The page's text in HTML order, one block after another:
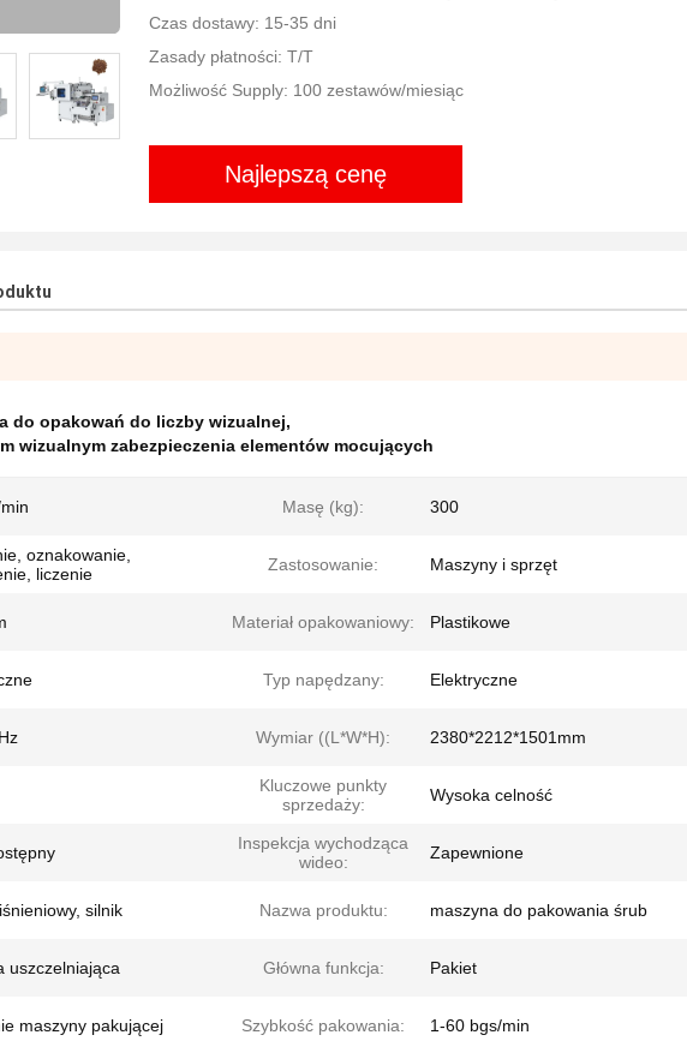
Czas dostawy: 15-35 dni
Zasady płatności: T/T
Możliwość Supply: 100 zestawów/miesiąc
Najlepszą cenę
do opakowań do liczby wizualnej,
wizualnym zabezpieczenia elementów mocujących
Masę (kg): 300
oznakowanie,
liczenie
Zastosowanie: Maszyny i sprzęt
Materiał opakowaniowy: Plastikowe
Typ napędzany: Elektryczne
Wymiar ((L*W*H): 2380*2212*1501mm
Kluczowe punkty
sprzedaży:
Wysoka celność
Inspekcja wychodząca
wideo:
Zapewnione
silnik Nazwa produktu: maszyna do pakowania śrub
uszczelniająca Główna funkcja: Pakiet
maszyny pakującej Szybkość pakowania: 1-60 bgs/min